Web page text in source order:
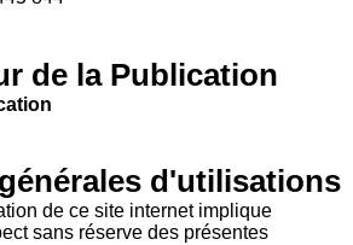
de la Publication
d'utilisations
de ce site internet implique
sans réserve des présentes